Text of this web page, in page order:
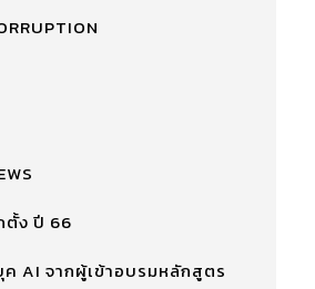
ตั้ง ปี 66
AI จากผู้เข้าอบรมหลักสูตร